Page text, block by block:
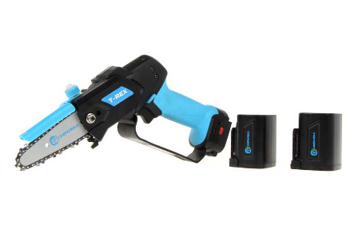
Tondeuses débroussailleuses thermiques
Trancheuses
Trancheuses de sol
Transpalettes
Treuils de débardage
Tronçonneuses
LAR Casalinghi
Lavor
Linea VZ
Lisam